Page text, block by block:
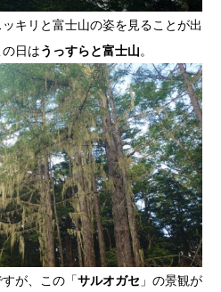
キリと富士山の姿を見ることが出
日はうっすらと富士山。
が、この「サルオガセ 」の景観が